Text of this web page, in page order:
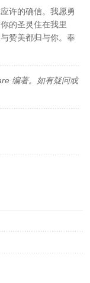
许的确信。我愿勇
的圣灵住在我里
赞美都归与你。奉
编著。如有疑问或